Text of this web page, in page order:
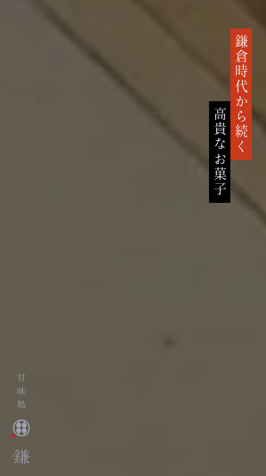
鎌倉時代から続く
高貴なお菓子